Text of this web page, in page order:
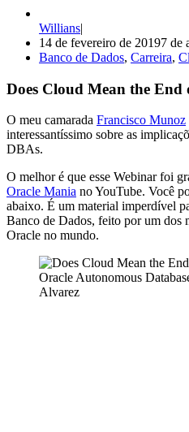
Willians
14 de fevereiro de 20197 de
Banco de Dados, Carreira,
Does Cloud Mean the End
O meu camarada Francisco Munoz
interessantíssimo sobre as
DBAs.
O melhor é que esse Webinar foi
Oracle Mania no YouTube. Você
abaixo. É um material imperdível
Banco de Dados, feito por um dos
Oracle no mundo.